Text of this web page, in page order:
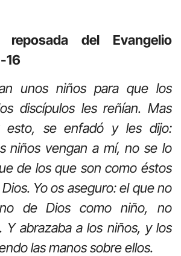
del Evangelio
16
unos niños para que los
discípulos les reñían. Mas
esto, se enfadó y les dijo:
niños vengan a mí, no se lo
de los que son como éstos
Yo os aseguro: el que no
de Dios como niño, no
Y abrazaba a los niños, y los
las manos sobre ellos.